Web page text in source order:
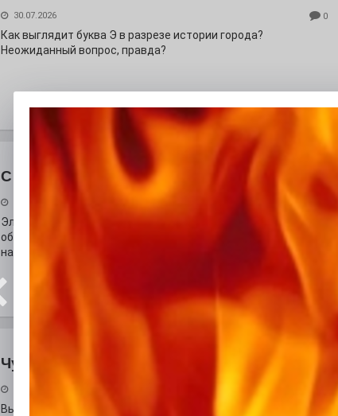
30.07.2026 0
Как выглядит буква Э в разрезе истории города?
Неожиданный вопрос, правда?
С любовью к истории, литературе и детям
Электросталь давно зарекомендовала себя флагманом
образования. В очередной раз этот статус подтвердили
наши педагоги.
Чувство Родины — одно на всех
Выставка «Палитра героизма» — новый масштабный проект,